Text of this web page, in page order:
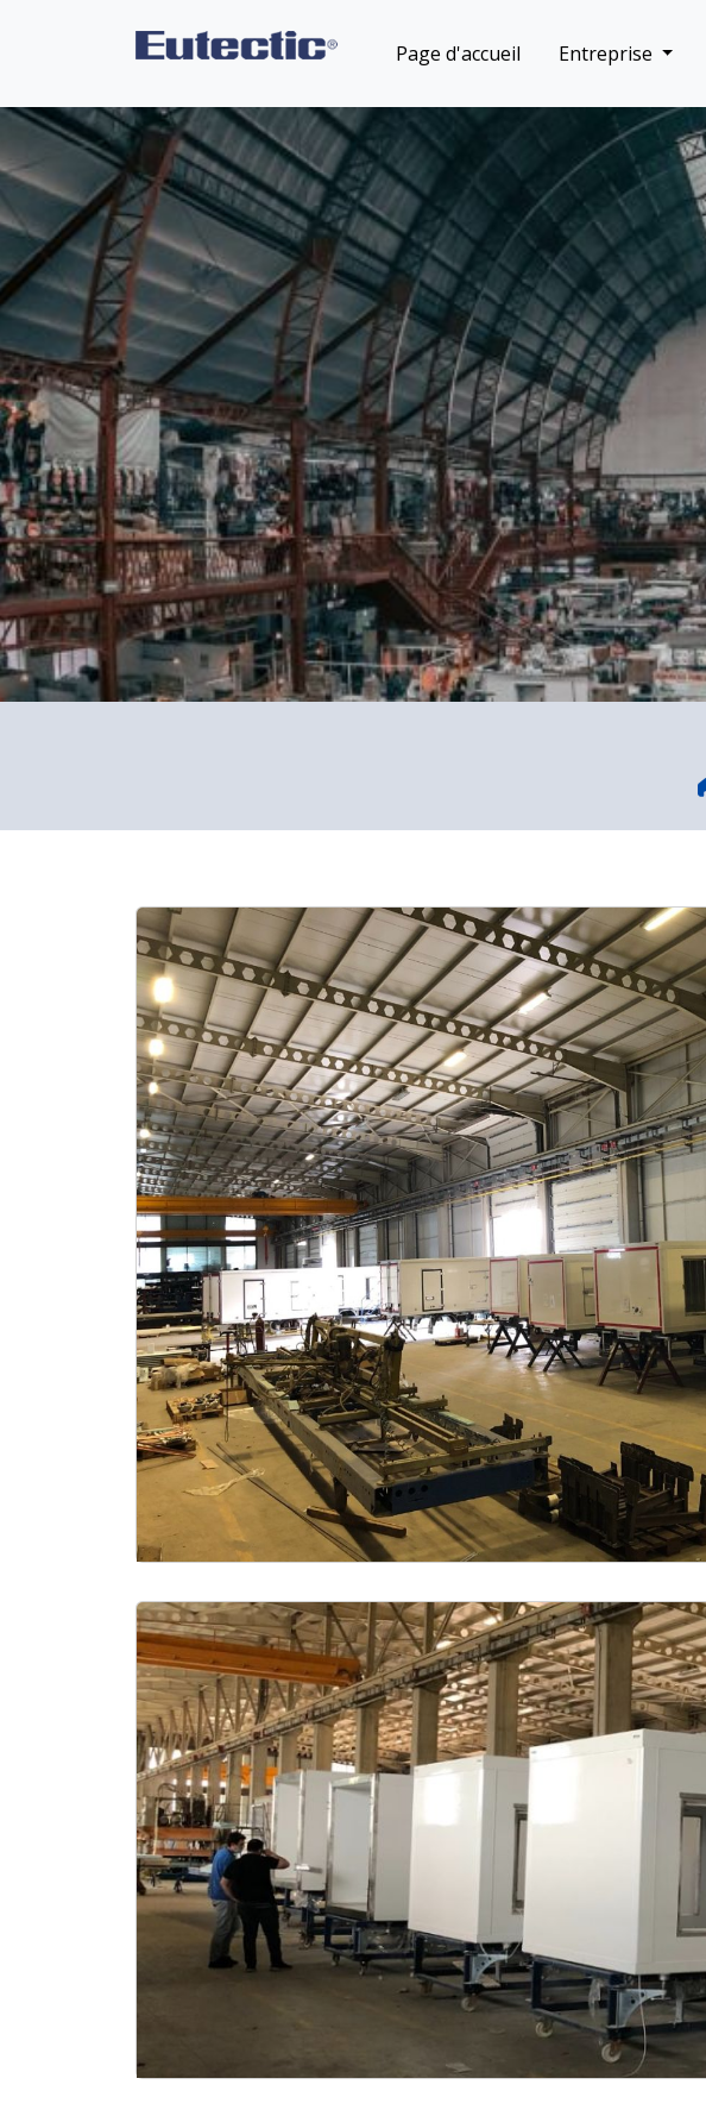
Page d'accueil Entreprise